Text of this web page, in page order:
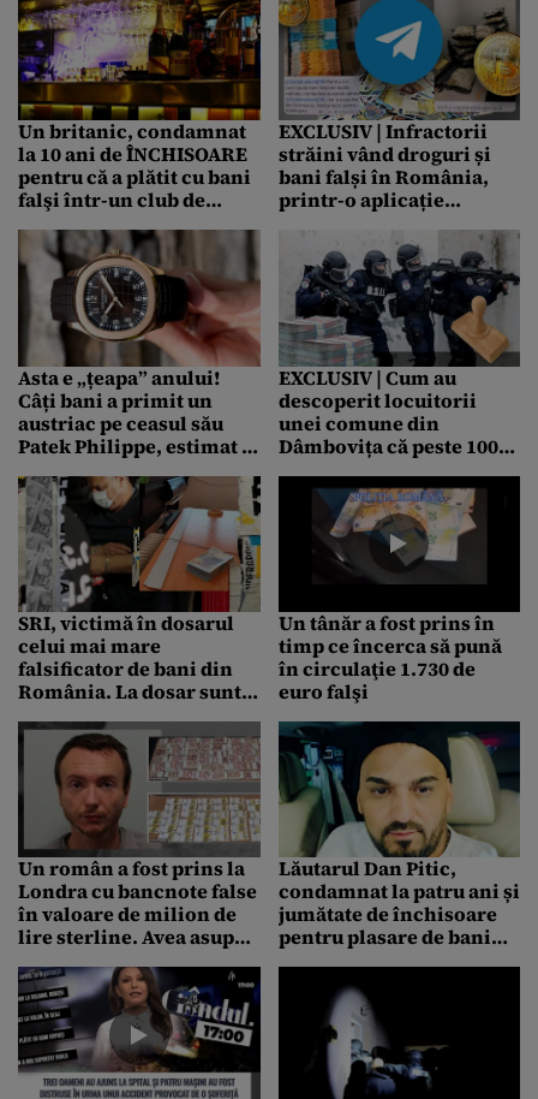
Un britanic, condamnat
la 10 ani de ÎNCHISOARE
pentru că a plătit cu bani
falşi într-un club de
EXCLUSIV | Infractorii
străini vând droguri și
bani falși în România,
printr-o aplicație
de consumatori cumpără
de la ei
Asta e „țeapa” anului!
Câți bani a primit un
austriac pe ceasul său
Patek Philippe, estimat la
EXCLUSIV | Cum au
descoperit locuitorii
unei comune din
Dâmbovița că peste 100
mutație în casele lor, cu
acte false. Legătura cu un
falsificator de bani și
alegerile locale din 2020
SRI, victimă în dosarul
celui mai mare
falsificator de bani din
România. La dosar sunt
vătămate
Un tânăr a fost prins în
timp ce încerca să pună
în circulaţie 1.730 de
euro falşi
Un român a fost prins la
Londra cu bancnote false
în valoare de milion de
lire sterline. Avea asupra
„aruncat” banii în
stripteuze
Lăutarul Dan Pitic,
condamnat la patru ani și
jumătate de închisoare
pentru plasare de bani
grupare de crimă
organizată